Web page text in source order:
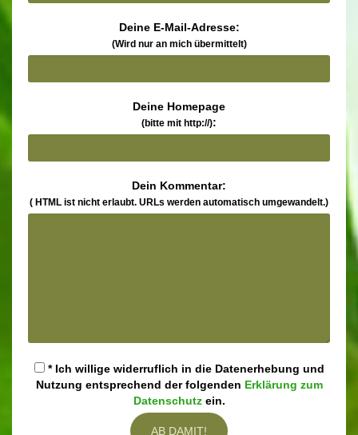
Deine E-Mail-Adresse:
(Wird nur an mich übermittelt)
Deine Homepage
(bitte mit http://):
Dein Kommentar:
( HTML ist nicht erlaubt. URLs werden automatisch umgewandelt.)
* Ich willige widerruflich in die Datenerhebung und
Nutzung entsprechend der folgenden Erklärung zum
Datenschutzein.